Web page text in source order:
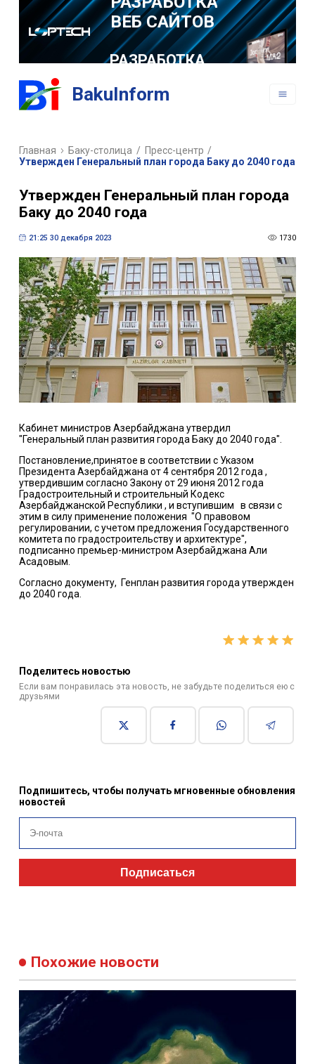
РАЗРАБОТКА
МОБИЛЬНЫХ
ПРИЛОЖЕНИЙ
BakuInform
Главная Баку-столица / Пресс-центр /
Утвержден Генеральный план города Баку до 2040 года
Утвержден Генеральный план города
Баку до 2040 года
21:25 30 декабря 2023 1730
Кабинет министров Азербайджана утвердил
"Генеральный план развития города Баку до 2040 года".
Постановление,принятое в соответствии с Указом
Президента Азербайджана от 4 сентября 2012 года ,
утвердившим согласно Закону от 29 июня 2012 года
Градостроительный и строительный Кодекс
Азербайджанской Республики , и вступившим в связи с
этим в силу применение положения "О правовом
регулировании, с учетом предложения Государственного
комитета по градостроительству и архитектуре",
подписанно премьер-министром Азербайджана Али
Асадовым.
Согласно документу, Генплан развития города утвержден
до 2040 года.
Поделитесь новостью
Если вам понравилась эта новость, не забудьте поделиться ею с
друзьями
Подпишитесь, чтобы получать мгновенные обновления
новостей
Подписаться
Похожие новости